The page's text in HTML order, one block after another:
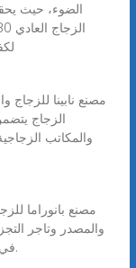
مصنع نابينا
الزجاج
والمكاتب
والمصدر وتاجر
في قطر منذ عام 2015. مع أفضل دعم من مورديهم.